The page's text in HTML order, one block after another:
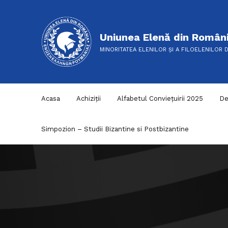
Uniunea Elenă din
MINORITATEA ELENILOR ȘI A FILOELENILOR
Acasa Achiziții Alfabetul Conviețuirii 2025
Simpozion – Studii Bizantine si Postbizantine